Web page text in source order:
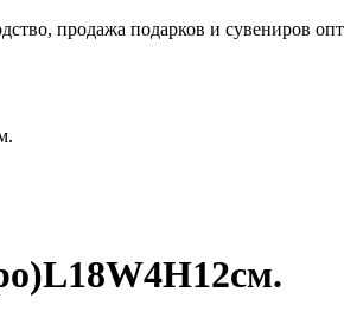
продажа подарков и сувениров